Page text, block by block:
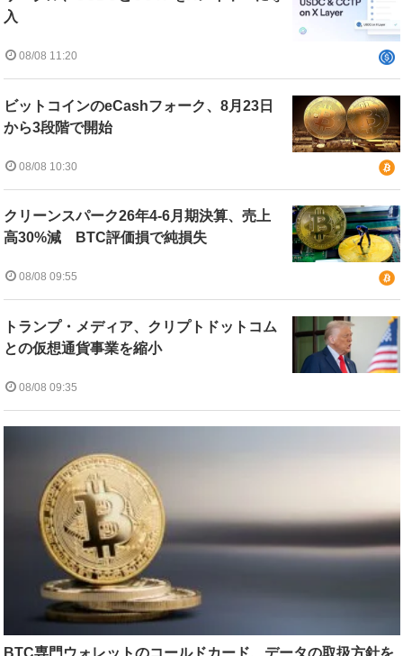
入
08/08 11:20
ビットコインのeCashフォーク、8月23日
から3段階で開始
08/08 10:30
クリーンスパーク26年4-6月期決算、売上
高30%減 BTC評価損で純損失
08/08 09:55
トランプ・メディア、クリプトドットコム
との仮想通貨事業を縮小
08/08 09:35
BTC専門ウォレットのコールドカード、データの取扱方針を